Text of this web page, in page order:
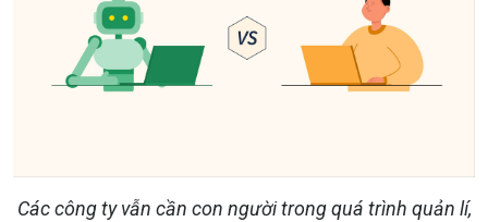
Các công ty vẫn cần con người trong quá trình quản lí,